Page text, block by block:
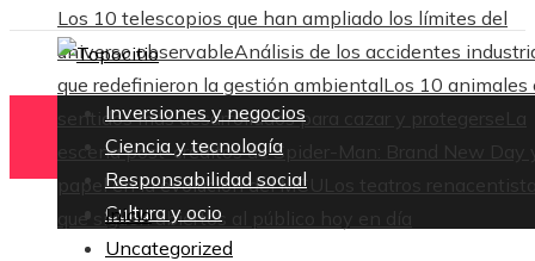
Los 10 telescopios que han ampliado los límites del
universo observableAnálisis de los accidentes
que redefinieron la gestión ambientalLos 10 animales
sentidos más desarrollados para cazar y protegerse La
escena post-créditos de Spider-Man: Brand New Day
papel en la evolución del MCU
Los teatros
que siguen abiertos al público hoy en día
Inversiones y negocios
Ciencia y tecnología
Responsabilidad social
Cultura y ocio
Inicio
Uncategorized